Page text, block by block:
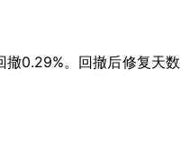
撤0.29%。回撤后修复天数